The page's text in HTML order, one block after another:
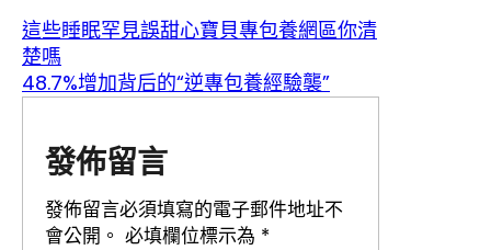
這些睡眠罕見誤甜心寶貝專包養網區你清
楚嗎
48.7%增加背后的“逆專包養經驗襲”
發佈留言
發佈留言必須填寫的電子郵件地址不
會公開。 必填欄位標示為 *